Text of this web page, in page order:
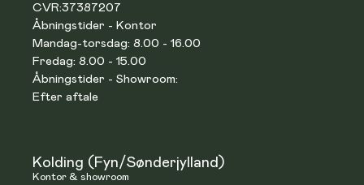
CVR:37387207
Åbningstider - Kontor
Mandag-torsdag: 8.00 - 16.00
Fredag: 8.00 - 15.00
Åbningstider - Showroom:
Efter aftale
Kolding (Fyn/Sønderjylland)
Kontor & showroom